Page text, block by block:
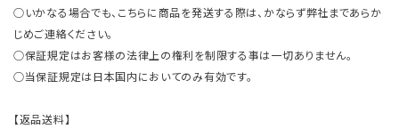
○いかなる場合でも、こちらに商品を発送する際は、かならず弊社まであらか
じめご連絡ください。
○保証規定はお客様の法律上の権利を制限する事は一切ありません。
○当保証規定は日本国内においてのみ有効です。
【返品送料】